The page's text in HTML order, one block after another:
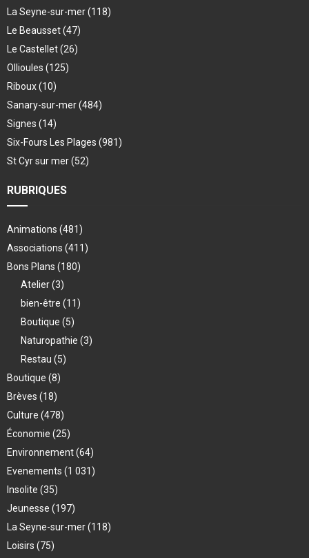
La Seyne-sur-mer(118)
Le Beausset(47)
Le Castellet(26)
Ollioules (125)
Riboux(10)
Sanary-sur-mer(484)
Signes (14)
Six-Fours Les Plages (981)
St Cyr sur mer(52)
RUBRIQUES
Animations (481)
Associations (411)
Bons Plans (180)
Atelier(3)
bien-être (11)
Boutique (5)
Naturopathie (3)
Restau (5)
Boutique (8)
Brèves (18)
Culture (478)
Économie (25)
Environnement(64)
Evenements (1 031)
Insolite (35)
Jeunesse (197)
La Seyne-sur-mer(118)
Loisirs (75)